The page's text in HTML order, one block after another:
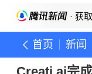
· 获
首页 新闻